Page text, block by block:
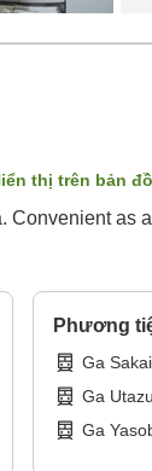
thị trên bản đồ
Convenient
Phương
Ga
Ga Utazu
Ga